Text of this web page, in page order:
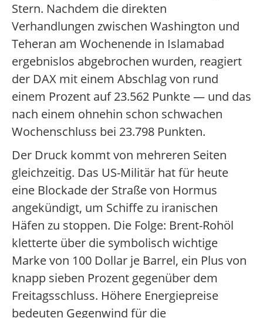
Stern. Nachdem die direkten
Verhandlungen zwischen Washington und
Teheran am Wochenende in Islamabad
ergebnislos abgebrochen wurden, reagiert
der DAX mit einem Abschlag von rund
einem Prozent auf 23.562 Punkte — und das
nach einem ohnehin schon schwachen
Wochenschluss bei 23.798 Punkten.
Der Druck kommt von mehreren Seiten
gleichzeitig. Das US-Militär hat für heute
eine Blockade der Straße von Hormus
angekündigt, um Schiffe zu iranischen
Häfen zu stoppen. Die Folge: Brent-Rohöl
kletterte über die symbolisch wichtige
Marke von 100 Dollar je Barrel, ein Plus von
knapp sieben Prozent gegenüber dem
Freitagsschluss. Höhere Energiepreise
bedeuten Gegenwind für die